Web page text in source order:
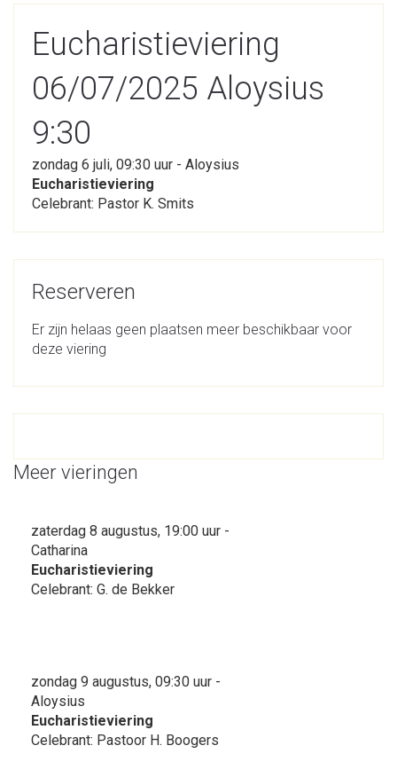
Eucharistieviering
06/07/2025 Aloysius
9:30
zondag 6 juli, 09:30 uur - Aloysius
Eucharistieviering
Celebrant: Pastor K. Smits
Reserveren
Er zijn helaas geen plaatsen meer beschikbaar voor
deze viering
Meer vieringen
zaterdag 8 augustus, 19:00 uur -
Catharina
Eucharistieviering
Celebrant: G. de Bekker
zondag 9 augustus, 09:30 uur -
Aloysius
Eucharistieviering
Celebrant: Pastoor H. Boogers